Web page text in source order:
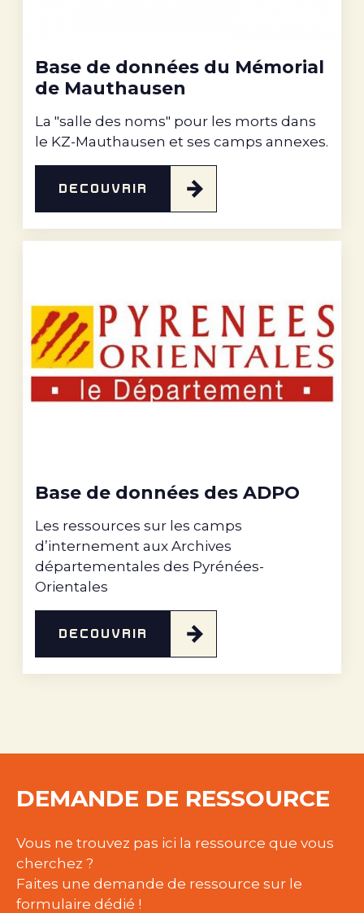
Base de données du Mémorial
de Mauthausen
La "salle des noms" pour les morts dans
le KZ-Mauthausen et ses camps annexes.
DÉCOUVRIR
Base de données des ADPO
Les ressources sur les camps
d’internement aux Archives
départementales des Pyrénées-
Orientales
DÉCOUVRIR
DEMANDE DE RESSOURCE
Vous ne trouvez pas ici la ressource que vous
cherchez ?
Faites une demande de ressource sur le
formulaire dédié !